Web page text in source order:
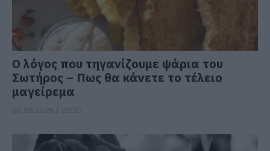
Ο λόγος που τηγανίζουμε ψάρια του
Σωτήρος – Πως θα κάνετε το τέλειο
μαγείρεμα